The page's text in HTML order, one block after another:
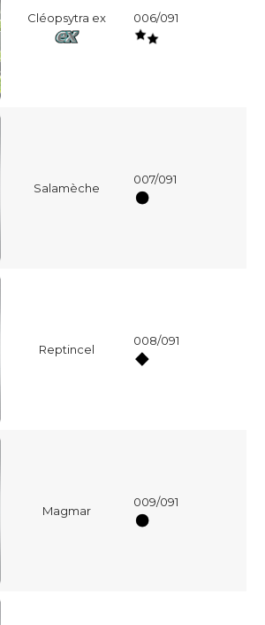
Cléopsytra ex 006/091
Salamèche
007/091
Reptincel
008/091
Magmar
009/091